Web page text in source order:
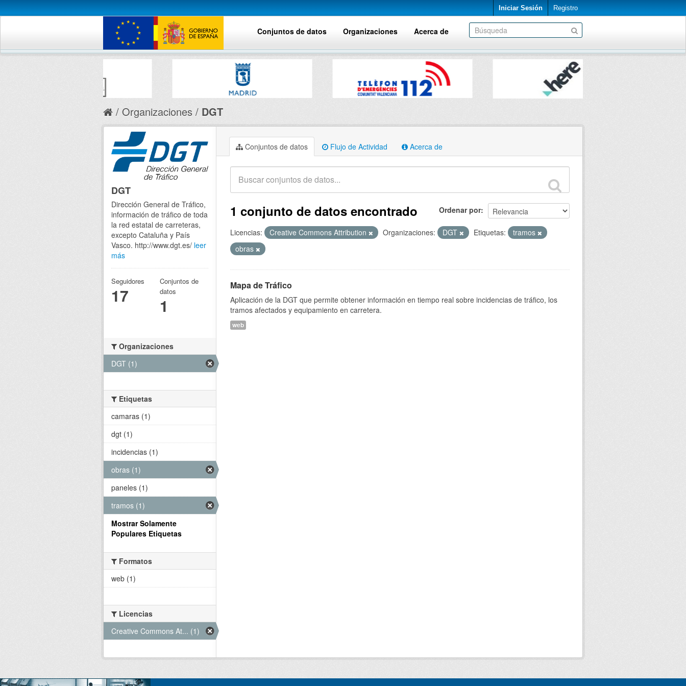
Iniciar Sesión Registro
Conjuntos de datos Organizaciones Acerca de
Organizaciones DGT
Conjuntos de datos Flujo de Actividad Acerca de
Ordenar por
1 conjunto de datos encontrado
Licencias: Creative Commons Attribution Organizaciones: DGT Etiquetas:
tramos
obras
Mapa de Tráfico
Aplicación de la DGT que permite obtener información en tiempo real sobre incidencias de tráfico, los
tramos afectados y equipamiento en carretera.
web
DGT
Dirección General de Tráfico,
información de tráfico de toda
la red estatal de carreteras,
excepto Cataluña y País
Vasco. http://www.dgt.es/ leer
más
Seguidores
17
Conjuntos de
datos
1
Organizaciones
DGT (1)
Etiquetas
camaras (1)
dgt (1)
incidencias (1)
obras (1)
paneles (1)
tramos (1)
Mostrar Solamente
Populares Etiquetas
Formatos
web (1)
Licencias
Creative Commons At... (1)